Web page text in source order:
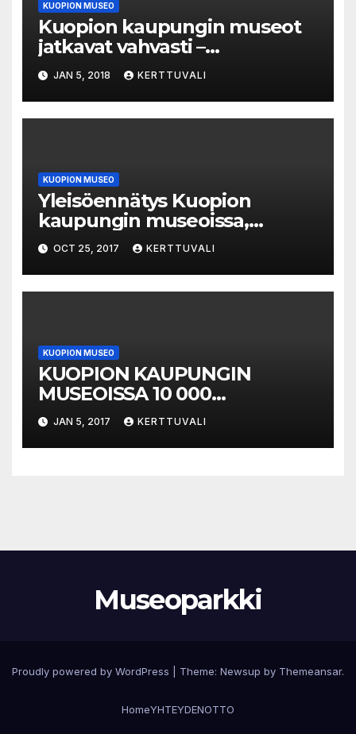
KUOPION MUSEO
Kuopion kaupungin museot
jatkavat vahvasti –
kokonaiskävijämäärä nousi
lähes 83 000:een
JAN 5, 2018 KERTTUVALI
KUOPION MUSEO
Yleisöennätys Kuopion
kaupungin museoissa,
supersyyslomaviikolla
yhteensä 4 250 kävijää
OCT 25, 2017 KERTTUVALI
KUOPION MUSEO
KUOPION KAUPUNGIN
MUSEOISSA 10 000
KÄVIJÄLISÄYS V. 2016: Viime
vuonna kaikkiaan 70 000
museovierasta
JAN 5, 2017 KERTTUVALI
Museoparkki
Proudly powered by WordPress Theme: Newsup by Themeansar.
HomeYHTEYDENOTTO